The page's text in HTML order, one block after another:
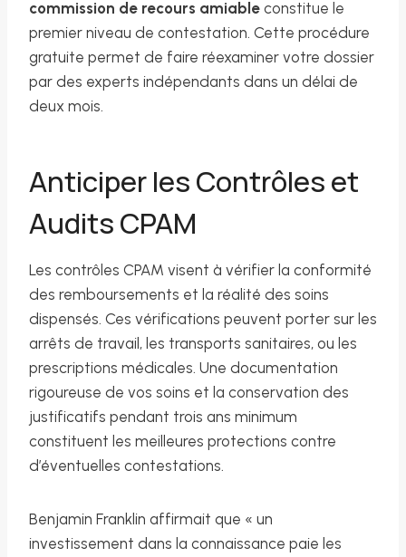
commission de recours amiable constitue le
premier niveau de contestation. Cette procédure
gratuite permet de faire réexaminer votre dossier
par des experts indépendants dans un délai de
deux mois.
Anticiper les Contrôles et
Audits CPAM
Les contrôles CPAM visent à vérifier la conformité
des remboursements et la réalité des soins
dispensés. Ces vérifications peuvent porter sur les
arrêts de travail, les transports sanitaires, ou les
prescriptions médicales. Une documentation
rigoureuse de vos soins et la conservation des
justificatifs pendant trois ans minimum
constituent les meilleures protections contre
d’éventuelles contestations.
Benjamin Franklin affirmait que « un
investissement dans la connaissance paie les